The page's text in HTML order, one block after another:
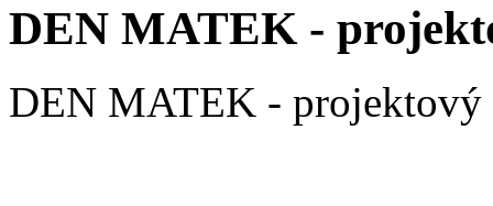
DEN MATEK -
DEN MATEK - projektový